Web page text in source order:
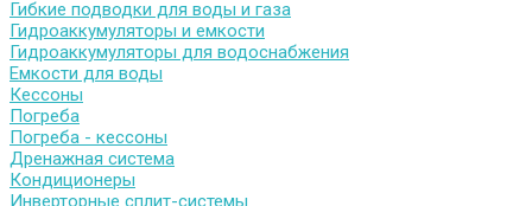
Гибкие подводки для воды и газа
Гидроаккумуляторы и емкости
Гидроаккумуляторы для водоснабжения
Емкости для воды
Кессоны
Погреба
Погреба - кессоны
Дренажная система
Кондиционеры
Инверторные сплит-системы